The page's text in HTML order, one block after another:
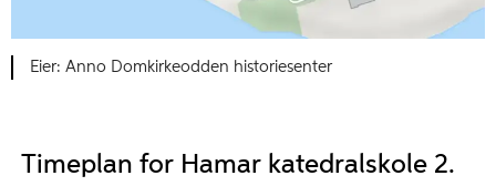
Anno Domkirkeodden historiesenter
Timeplan for Hamar katedralskole 2.